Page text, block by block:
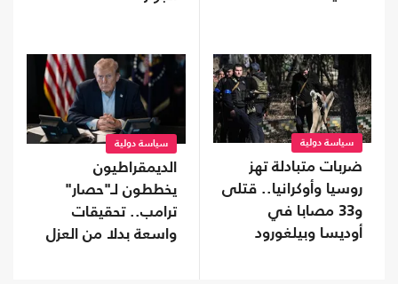
سياسة دولية
ضربات متبادلة تهز
روسيا وأوكرانيا.. قتلى
و33 مصابا في
أوديسا وبيلغورود
سياسة دولية
الديمقراطيون
يخططون لـ"حصار"
ترامب.. تحقيقات
واسعة بدلا من العزل